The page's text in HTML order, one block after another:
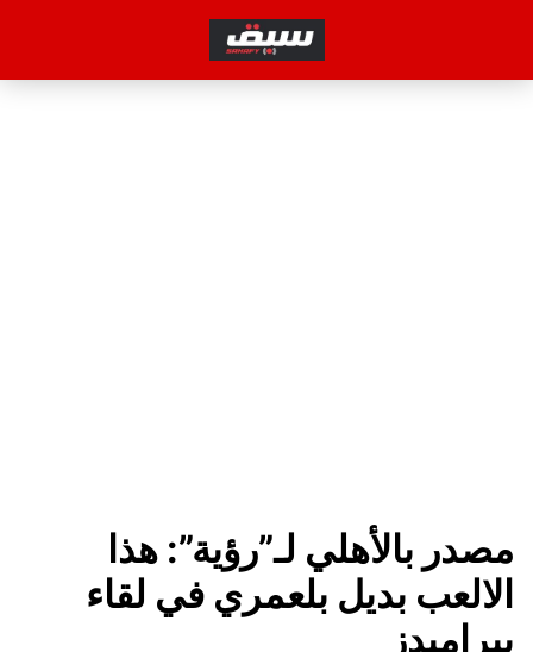
مصدر بالأهلي لـ”رؤية”: هذا
الالعب بديل بلعمري في لقاء
بيراميدز